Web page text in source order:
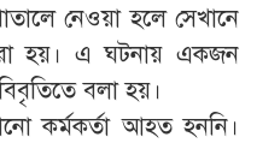
নেওয়া হলে সেখানে
হয়। এ ঘটনায় একজন
বলা হয়।
কর্মকর্তা আহত হননি।